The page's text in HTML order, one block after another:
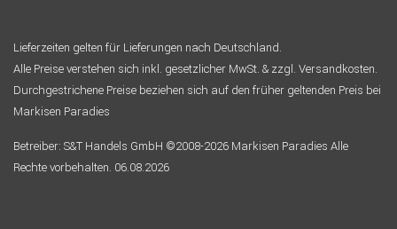
Lieferzeiten gelten für Lieferungen nach Deutschland.
Alle Preise verstehen sich inkl. gesetzlicher MwSt. & zzgl. Versandkosten.
Durchgestrichene Preise beziehen sich auf den früher geltenden Preis bei
Markisen Paradies
Betreiber: S&T Handels GmbH ©2008-2026 Markisen Paradies Alle
Rechte vorbehalten. 06.08.2026